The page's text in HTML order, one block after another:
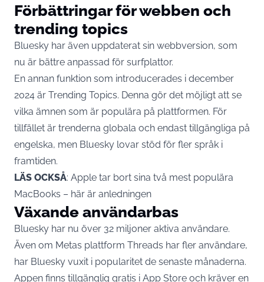
Förbättringar för webben och
trending topics
Bluesky har även uppdaterat sin webbversion, som
nu är bättre anpassad för surfplattor.
En annan funktion som introducerades i december
2024 är Trending Topics. Denna gör det möjligt att se
vilka ämnen som är populära på plattformen. För
tillfället är trenderna globala och endast tillgängliga på
engelska, men Bluesky lovar stöd för fler språk i
framtiden.
LÄS OCKSÅ: Apple tar bort sina två mest populära
MacBooks – här är anledningen
Växande användarbas
Bluesky har nu över 32 miljoner aktiva användare.
Även om Metas plattform Threads har fler användare,
har Bluesky vuxit i popularitet de senaste månaderna.
Appen finns tillgänglig gratis i App Store och kräver en